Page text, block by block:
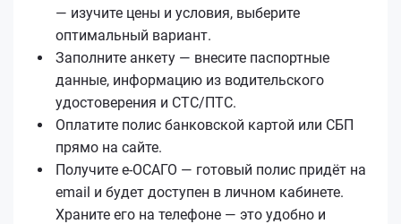
— изучите цены и условия, выберите
оптимальный вариант.
Заполните анкету — внесите паспортные
данные, информацию из водительского
удостоверения и СТС/ПТС.
Оплатите полис банковской картой или СБП
прямо на сайте.
Получите е‑ОСАГО — готовый полис придёт на
email и будет доступен в личном кабинете.
Храните его на телефоне — это удобно и